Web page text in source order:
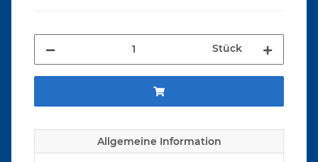
Stück
Allgemeine Information